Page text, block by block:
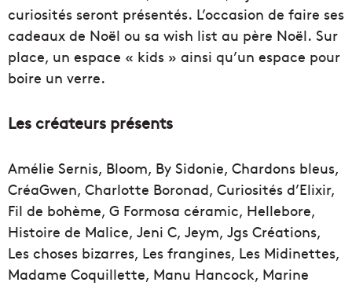
curiosités seront présentés. L’occasion de faire ses
cadeaux de Noël ou sa wish list au père Noël. Sur
place, un espace « kids » ainsi qu’un espace pour
boire un verre.
Les créateurs présents
Amélie Sernis, Bloom, By Sidonie, Chardons bleus,
CréaGwen, Charlotte Boronad, Curiosités d’Elixir,
Fil de bohème, G Formosa céramic, Hellebore,
Histoire de Malice, Jeni C, Jeym, Jgs Créations,
Les choses bizarres, Les frangines, Les Midinettes,
Madame Coquillette, Manu Hancock, Marine